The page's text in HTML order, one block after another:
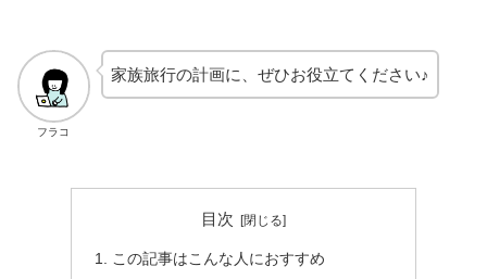
フラコ
家族旅行の計画に、ぜひお役立てください♪
目次
この記事はこんな人におすすめ